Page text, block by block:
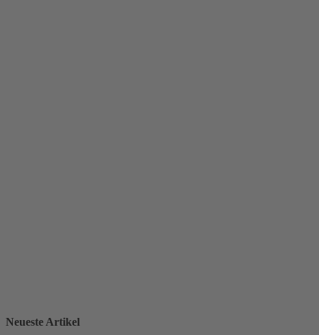
Neueste Artikel